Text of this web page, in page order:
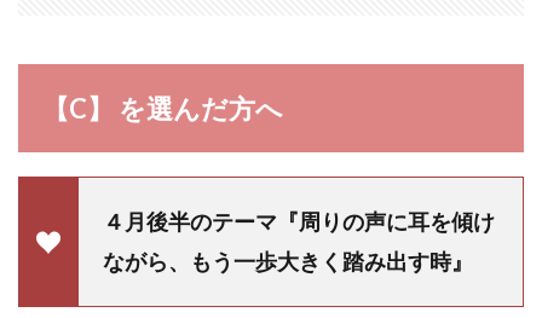
【C】 を選んだ方へ
４月後半のテーマ『周りの声に耳を傾け
ながら、もう一歩大きく踏み出す時』